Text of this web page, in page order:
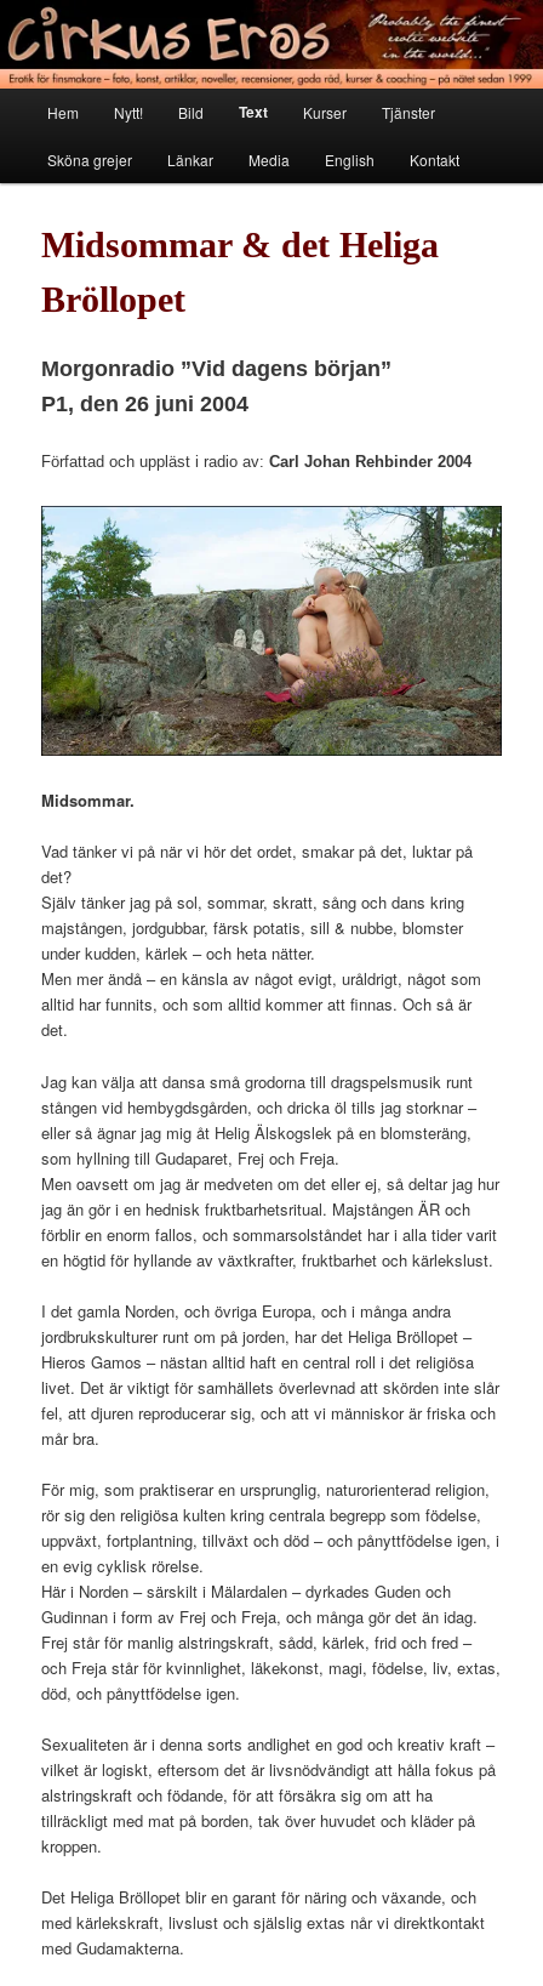
Hoppa
till
primärt
innehållCirkus Eros
Erotik för finsmakare
Hem Nytt! Bild Text Kurser Tjänster
Sköna grejer Länkar Media English Kontakt
Midsommar & det Heliga
Bröllopet
Morgonradio ”Vid dagens början”
P1, den 26 juni 2004
Författad och uppläst i radio av:Carl Johan Rehbinder 2004
Midsommar.
Vad tänker vi på när vi hör det ordet, smakar på det, luktar på
det?
Själv tänker jag på sol, sommar, skratt, sång och dans kring
majstången, jordgubbar, färsk potatis, sill & nubbe, blomster
under kudden, kärlek – och heta nätter.
Men mer ändå – en känsla av något evigt, uråldrigt, något som
alltid har funnits, och som alltid kommer att finnas. Och så är
det.
Jag kan välja att dansa små grodorna till dragspelsmusik runt
stången vid hembygdsgården, och dricka öl tills jag storknar –
eller så ägnar jag mig åt Helig Älskogslek på en blomsteräng,
som hyllning till Gudaparet, Frej och Freja.
Men oavsett om jag är medveten om det eller ej, så deltar jag hur
jag än gör i en hednisk fruktbarhetsritual. Majstången ÄR och
förblir en enorm fallos, och sommarsolståndet har i alla tider varit
en högtid för hyllande av växtkrafter, fruktbarhet och kärlekslust.
I det gamla Norden, och övriga Europa, och i många andra
jordbrukskulturer runt om på jorden, har det Heliga Bröllopet –
Hieros Gamos – nästan alltid haft en central roll i det religiösa
livet. Det är viktigt för samhällets överlevnad att skörden inte slår
fel, att djuren reproducerar sig, och att vi människor är friska och
mår bra.
För mig, som praktiserar en ursprunglig, naturorienterad religion,
rör sig den religiösa kulten kring centrala begrepp som födelse,
uppväxt, fortplantning, tillväxt och död – och pånyttfödelse igen, i
en evig cyklisk rörelse.
Här i Norden – särskilt i Mälardalen – dyrkades Guden och
Gudinnan i form av Frej och Freja, och många gör det än idag.
Frej står för manlig alstringskraft, sådd, kärlek, frid och fred –
och Freja står för kvinnlighet, läkekonst, magi, födelse, liv, extas,
död, och pånyttfödelse igen.
Sexualiteten är i denna sorts andlighet en god och kreativ kraft –
vilket är logiskt, eftersom det är livsnödvändigt att hålla fokus på
alstringskraft och födande, för att försäkra sig om att ha
tillräckligt med mat på borden, tak över huvudet och kläder på
kroppen.
Det Heliga Bröllopet blir en garant för näring och växande, och
med kärlekskraft, livslust och själslig extas når vi direktkontakt
med Gudamakterna.